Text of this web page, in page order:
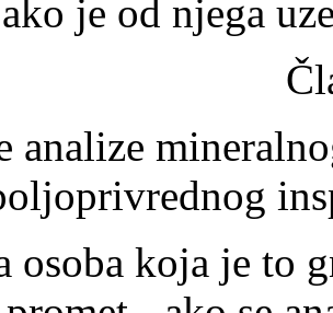
je od njega
analize
osoba koja je to